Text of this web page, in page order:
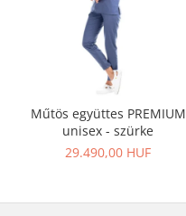
Műtös együttes PREMIUM
unisex - szürke
29.490,00 HUF